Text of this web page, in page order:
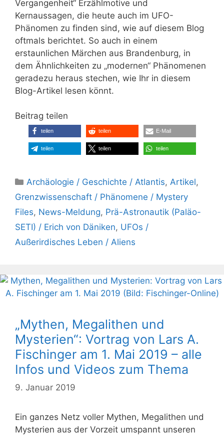
Vergangenheit“ Erzählmotive und
Kernaussagen, die heute auch im UFO-
Phänomen zu finden sind, wie auf diesem Blog
oftmals berichtet. So auch in einem
erstaunlichen Märchen aus Brandenburg, in
dem Ähnlichkeiten zu „modernen“ Phänomenen
geradezu heraus stechen, wie Ihr in diesem
Blog-Artikel lesen könnt.
Beitrag teilen
teilen teilen E-Mail
teilen teilen teilen
Kategorien
Archäologie / Geschichte / Atlantis,Artikel,
Grenzwissenschaft / Phänomene / Mystery
Files, News-Meldung, Prä-Astronautik (Paläo-
SETI) / Erich von Däniken, UFOs /
Außerirdisches Leben / Aliens
„Mythen, Megalithen und
Mysterien“: Vortrag von Lars A.
Fischinger am 1. Mai 2019 – alle
Infos und Videos zum Thema
9. Januar 2019
Ein ganzes Netz voller Mythen, Megalithen und
Mysterien aus der Vorzeit umspannt unseren